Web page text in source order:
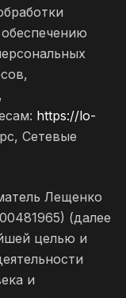
https://lo-
Сетевые
Лещенко
(далее
целью и
и